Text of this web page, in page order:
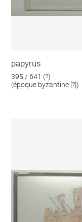
papyrus
395 / 641 (?)
(époque byzantine [?])